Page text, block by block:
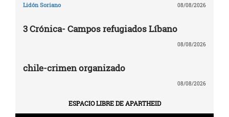
Lidón Soriano 08/08/2026
3 Crónica- Campos refugiados Líbano
08/08/2026
chile-crimen organizado
08/08/2026
ESPACIO LIBRE DE APARTHEID